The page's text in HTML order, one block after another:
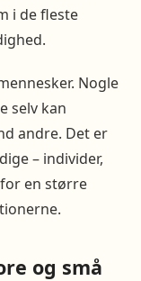
i de fleste
Nogle
selv kan
andre. Det er
– individer,
en større
og små